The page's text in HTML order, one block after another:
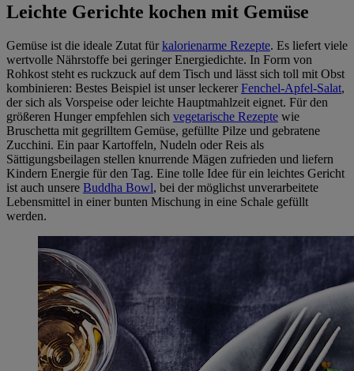
Leichte Gerichte kochen mit Gemüse
Gemüse ist die ideale Zutat fürkalorienarme Rezepte. Es liefert viele
wertvolle Nährstoffe bei geringer Energiedichte. In Form von
Rohkost steht es ruckzuck auf dem Tisch und lässt sich toll mit Obst
kombinieren: Bestes Beispiel ist unser leckererFenchel-Apfel-Salat,
der sich als Vorspeise oder leichte Hauptmahlzeit eignet. Für den
größeren Hunger empfehlen sich vegetarische Rezepte wie
Bruschetta mit gegrilltem Gemüse, gefüllte Pilze und gebratene
Zucchini. Ein paar Kartoffeln, Nudeln oder Reis als
Sättigungsbeilagen stellen knurrende Mägen zufrieden und liefern
Kindern Energie für den Tag. Eine tolle Idee für ein leichtes Gericht
ist auch unsere Buddha Bowl, bei der möglichst unverarbeitete
Lebensmittel in einer bunten Mischung in eine Schale gefüllt
werden.